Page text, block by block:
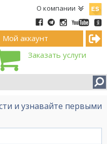
О компании
Мой аккаунт
Заказать услуги
и узнавайте первыми